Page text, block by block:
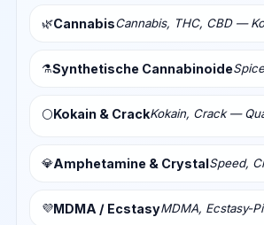
🌿CannabisCannabis, THC, CBD —
⚗️Synthetische Cannabinoide
⚪Kokain & CrackKokain, Crack —
💎Amphetamine & CrystalSpeed,
💜MDMA / EcstasyMDMA, Ecstasy-